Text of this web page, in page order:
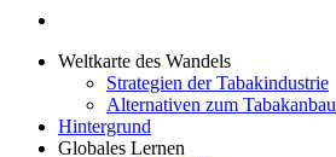
Weltkarte des Wandels
Strategien der Tabakindustrie
Alternativen zum Tabakanbau
Hintergrund
Globales Lernen